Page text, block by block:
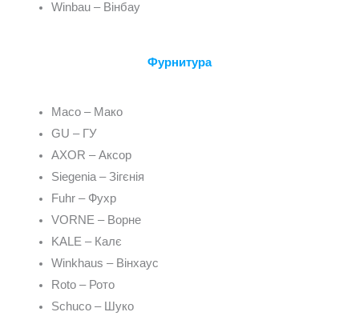
Winbau – Вінбау
Фурнитура
Maco – Мако
GU – ГУ
AXOR – Аксор
Siegenia – Зігєнія
Fuhr – Фухр
VORNE – Ворне
KALE – Калє
Winkhaus – Вінхаус
Roto – Рото
Schuco – Шуко